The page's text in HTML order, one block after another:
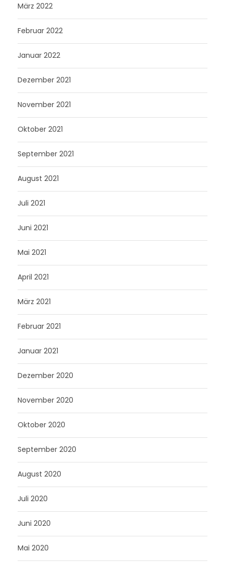
März 2022
Februar 2022
Januar 2022
Dezember 2021
November 2021
Oktober 2021
September 2021
August 2021
Juli 2021
Juni 2021
Mai 2021
April 2021
März 2021
Februar 2021
Januar 2021
Dezember 2020
November 2020
Oktober 2020
September 2020
August 2020
Juli 2020
Juni 2020
Mai 2020